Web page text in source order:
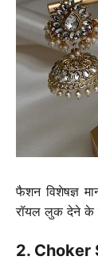
फैशन विशेषज्ञ
रॉयल लुक देने के
2. Choker